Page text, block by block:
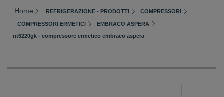
Home REFRIGERAZIONE - PRODOTTI COMPRESSORI
COMPRESSORI ERMETICI
EMBRACO ASPERA
nt6220gk - compressore ermetico embraco aspera